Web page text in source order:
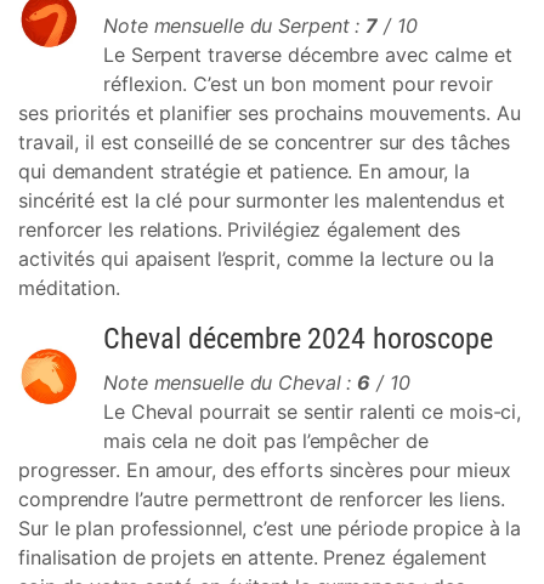
Note mensuelle du Serpent : 7 / 10
Le Serpent traverse décembre avec calme et
réflexion. C’est un bon moment pour revoir
ses priorités et planifier ses prochains mouvements. Au
travail, il est conseillé de se concentrer sur des tâches
qui demandent stratégie et patience. En amour, la
sincérité est la clé pour surmonter les malentendus et
renforcer les relations. Privilégiez également des
activités qui apaisent l’esprit, comme la lecture ou la
méditation.
Cheval décembre 2024 horoscope
Note mensuelle du Cheval : 6 / 10
Le Cheval pourrait se sentir ralenti ce mois-ci,
mais cela ne doit pas l’empêcher de
progresser. En amour, des efforts sincères pour mieux
comprendre l’autre permettront de renforcer les liens.
Sur le plan professionnel, c’est une période propice à la
finalisation de projets en attente. Prenez également